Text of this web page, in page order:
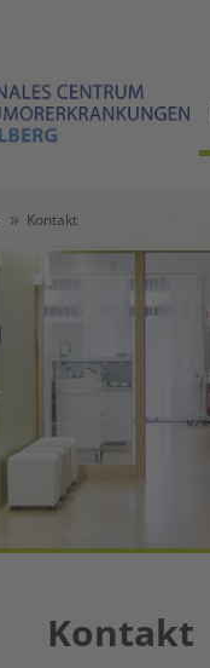
Kontakt
Kontakt